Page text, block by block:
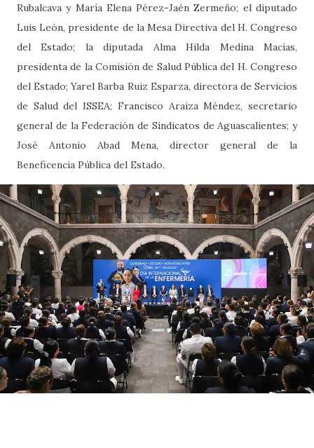
Rubalcava y María Elena Pérez-Jaén Zermeño; el diputado
Luis León, presidente de la Mesa Directiva del H. Congreso
del Estado; la diputada Alma Hilda Medina Macías,
presidenta de la Comisión de Salud Pública del H. Congreso
del Estado; Yarel Barba Ruiz Esparza, directora de Servicios
de Salud del ISSEA; Francisco Araiza Méndez, secretario
general de la Federación de Sindicatos de Aguascalientes; y
José Antonio Abad Mena, director general de la
Beneficencia Pública del Estado.